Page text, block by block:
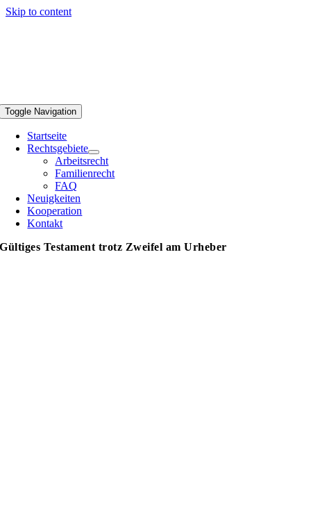
Skip to content
Toggle Navigation
Startseite
Rechtsgebiete
Arbeitsrecht
Familienrecht
FAQ
Neuigkeiten
Kooperation
Kontakt
Gültiges Testament trotz Zweifel am Urheber